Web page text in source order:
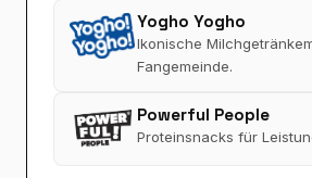
Yogho Yogho
Ikonische
Fangemeinde.
Powerful People
Proteinsnacks für